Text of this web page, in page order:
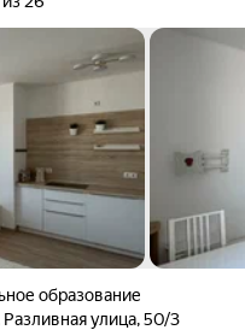
образование
Разливная улица,50/3